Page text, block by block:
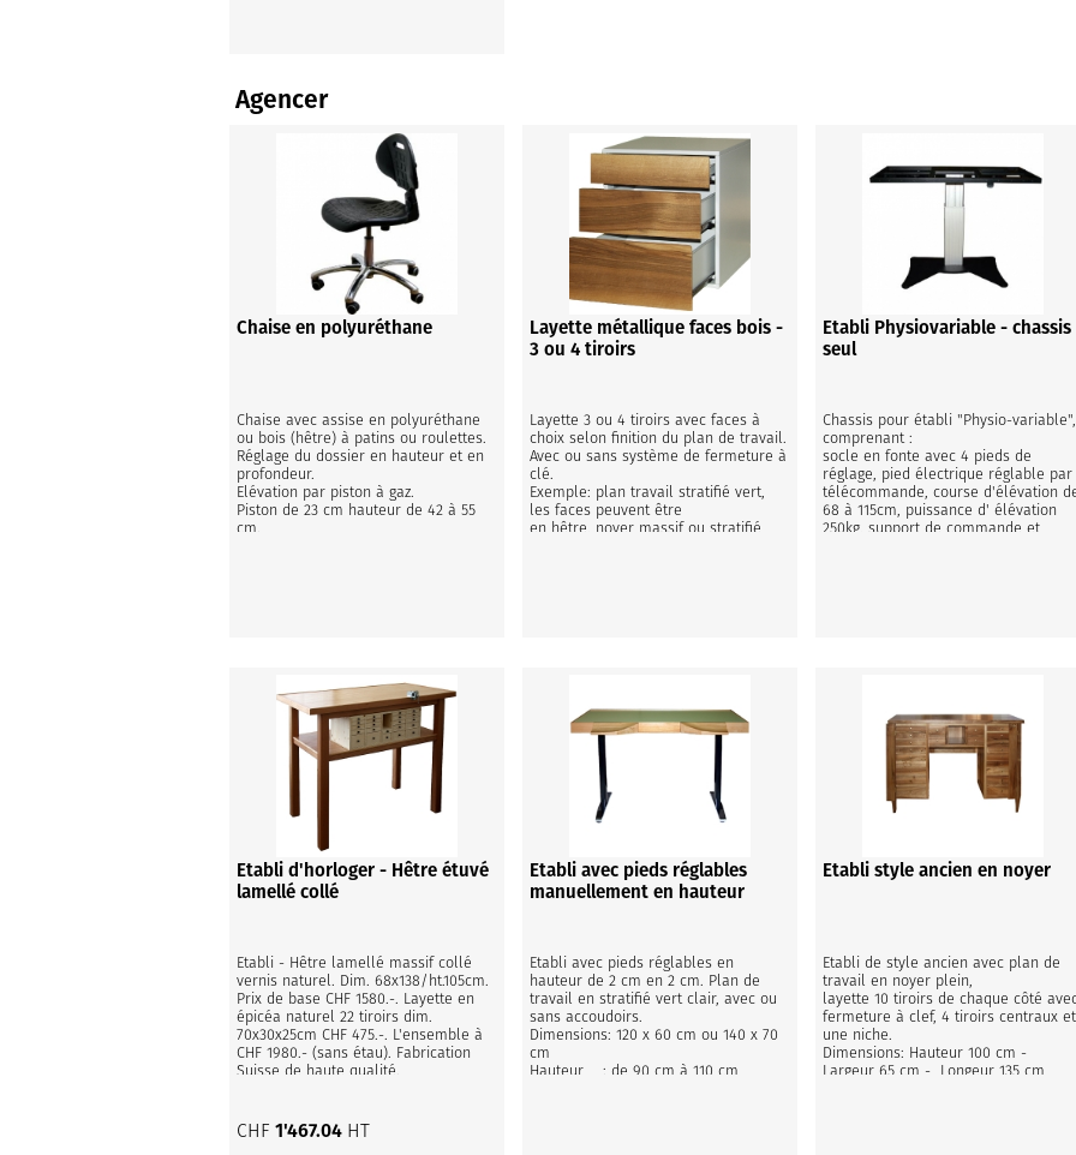
Agencer
Chaise en polyuréthane
Chaise avec assise en polyuréthane
ou bois (hêtre) à patins ou roulettes.
Réglage du dossier en hauteur et en
profondeur.
Elévation par piston à gaz.
Piston de 23 cm hauteur de 42 à 55
cm.
Layette métallique faces bois -
3 ou 4 tiroirs
Layette 3 ou 4 tiroirs avec faces à
choix selon finition du plan de travail.
Avec ou sans système de fermeture à
clé.
Exemple: plan travail stratifié vert,
les faces peuvent être
en hêtre, noyer massif ou stratifié
Etabli Physiovariable - chassis
seul
Chassis pour établi "Physio-variable",
comprenant :
socle en fonte avec 4 pieds de
réglage, pied électrique réglable par
télécommande, course d'élévation
68 à 115cm, puissance d' élévation
250kg, support de commande et
Etabli d'horloger - Hêtre étuvé
lamellé collé
Etabli - Hêtre lamellé massif collé
vernis naturel. Dim. 68x138/ht.105cm.
Prix de base CHF 1580.-. Layette en
épicéa naturel 22 tiroirs dim.
70x30x25cm CHF 475.-. L'ensemble à
CHF 1980.- (sans étau). Fabrication
Suisse de haute qualité.
CHF1'467.04 HT
Etabli avec pieds réglables
manuellement en hauteur
Etabli avec pieds réglables en
hauteur de 2 cm en 2 cm. Plan de
travail en stratifié vert clair, avec ou
sans accoudoirs.
Dimensions: 120 x 60 cm ou 140 x 70
cm
Hauteur    : de 90 cm à 110 cm
Etabli style ancien en noyer
Etabli de style ancien avec plan de
travail en noyer plein,
layette 10 tiroirs de chaque côté
fermeture à clef, 4 tiroirs centraux et
une niche.
Dimensions: Hauteur 100 cm -
Largeur 65 cm -  Longeur 135 cm